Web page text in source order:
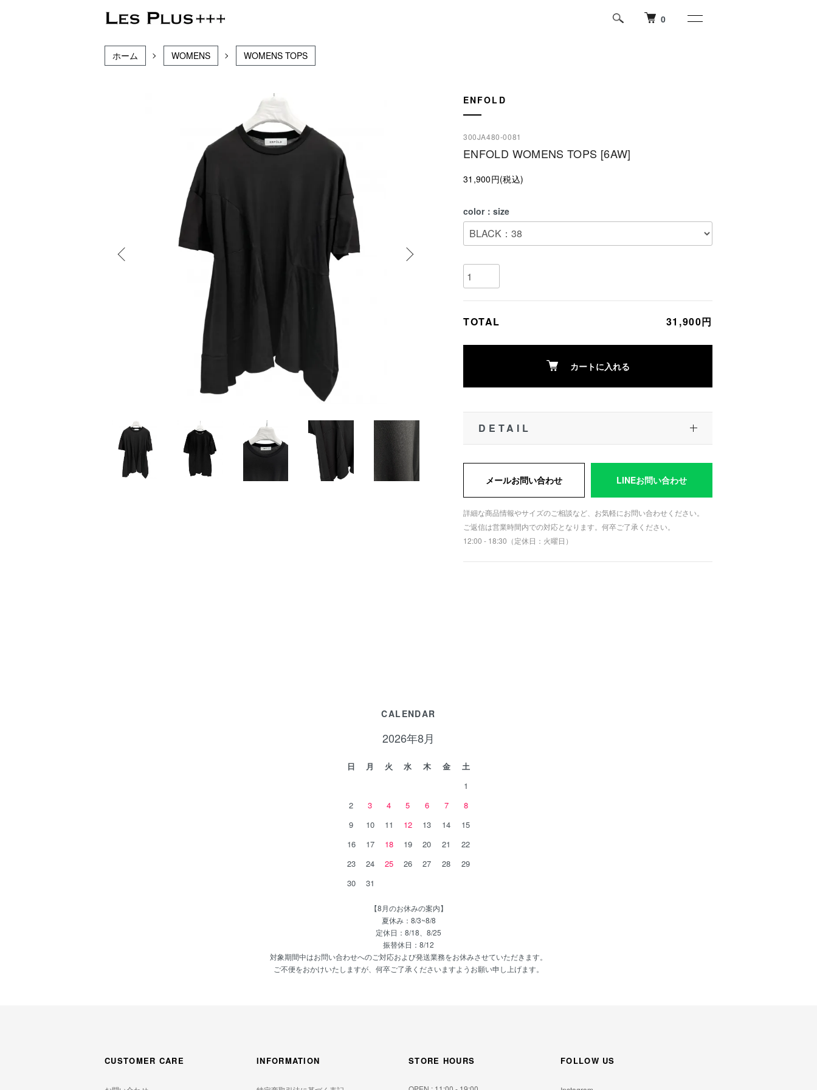
0
ホーム WOMENS WOMENS TOPS
ENFOLD
300JA480-0081
ENFOLD WOMENS TOPS [6AW]
31,900円(税込)
color：size
TOTAL 31,900円
カートに入れる
DETAIL
メールお問い合わせ LINEお問い合わせ
詳細な商品情報やサイズのご相談など、お気軽にお問い合わせください。
ご返信は営業時間内での対応となります。何卒ご了承ください。
12:00 - 18:30（定休日：火曜日）
CALENDAR
2026年8月
日 月 火 水 木 金
土
1
2
3 4 5 6 7
8
9
10 11 12 13 14
15
16
17 18 19 20 21
22
23
24 25 26 27 28
29
30
31
【8月のお休みの案内】
夏休み：8/3~8/8
定休日：8/18、8/25
振替休日：8/12
対象期間中はお問い合わせへのご対応および発送業務をお休みさせていただきます。
ご不便をおかけいたしますが、何卒ご了承くださいますようお願い申し上げます。
CUSTOMER CARE INFORMATION STORE HOURS FOLLOW US